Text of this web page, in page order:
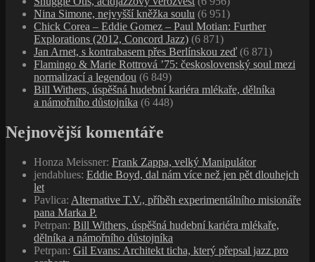
Nina Simone, nejvyšší kněžka soulu (6 951)
Chick Corea – Eddie Gomez – Paul Motian: Further
Explorations (2012, Concord Jazz) (6 871)
Jan Arnet, s kontrabasem přes Berlínskou zeď (6 871)
Flamingo & Marie Rottrová ’75: československý soul mezi
normalizací a legendou (6 849)
Bill Withers, úspěšná hudební kariéra mlékaře, dělníka
a námořního důstojníka (6 448)
Nejnovější komentáře
Honza Meissner: Frank Zappa, velký Manipulátor
jendablues: Eddie Boyd, dal nám více než jen pět dlouhejch
let
Pavlica: Alternative T.V., příběh experimentálního misionáře
pana Marka P.
Petrpan: Bill Withers, úspěšná hudební kariéra mlékaře,
dělníka a námořního důstojníka
Petrpan: Gil Evans: Architekt ticha, který přepsal jazz pro